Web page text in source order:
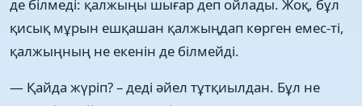
де білмеді: қалжыңы шығар деп ойлады. Жоқ, бұл
қисық мұрын ешқашан қалжыңдап көрген емес-ті,
қалжыңның не екенін де білмейді.
— Қайда жүріп? – деді әйел тұтқиылдан. Бұл не